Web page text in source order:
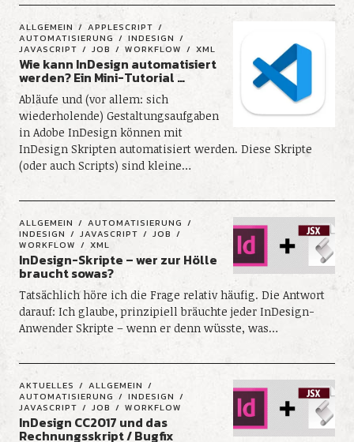
ALLGEMEIN
APPLESCRIPT
AUTOMATISIERUNG
INDESIGN
JAVASCRIPT
JOB WORKFLOW XML
Wie kann InDesign automatisiert
werden? Ein Mini-Tutorial …
Abläufe und (vor allem: sich
wiederholende) Gestaltungsaufgaben
in Adobe InDesign können mit
InDesign Skripten automatisiert werden. Diese Skripte
(oder auch Scripts) sind kleine…
ALLGEMEIN
AUTOMATISIERUNG
INDESIGN
JAVASCRIPT
JOB
WORKFLOW
XML
InDesign-Skripte – wer zur Hölle
braucht sowas?
Tatsächlich höre ich die Frage relativ häufig. Die Antwort
darauf: Ich glaube, prinzipiell bräuchte jeder InDesign-
Anwender Skripte – wenn er denn wüsste, was…
AKTUELLES
ALLGEMEIN
AUTOMATISIERUNG
INDESIGN
JAVASCRIPT
JOB WORKFLOW
InDesign CC2017 und das
Rechnungsskript / Bugfix